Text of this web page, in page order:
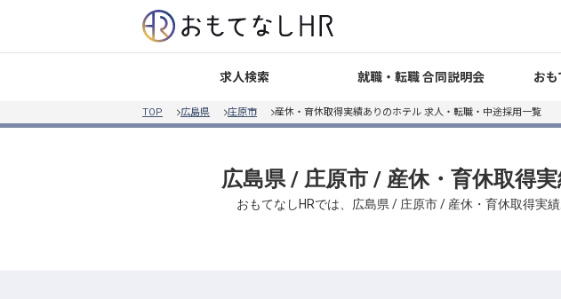
求人検索 就職・転職 合同説明会 お
TOP 広島県 庄原市 産休・育休取得実績ありのホテル 求人・転職・中途採用一覧
広島県 / 庄原市 / 産休・育休取得
おもてなしHRでは、広島県 / 庄原市 / 産休・育休取得実